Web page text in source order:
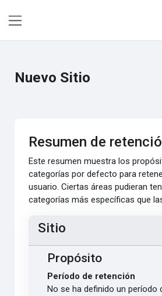
Nuevo Sitio
Resumen de
Este resumen muestra los
categorías por defecto para
usuario. Ciertas áreas pudieran
categorías más específicas que
Sitio
Propósito
Período de retención
No se ha definido un período